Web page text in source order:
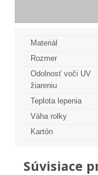
Materiál
Rozmer
Odolnosť voči UV
žiareniu
Teplota lepenia
Váha rolky
Kartón
Súvisiace